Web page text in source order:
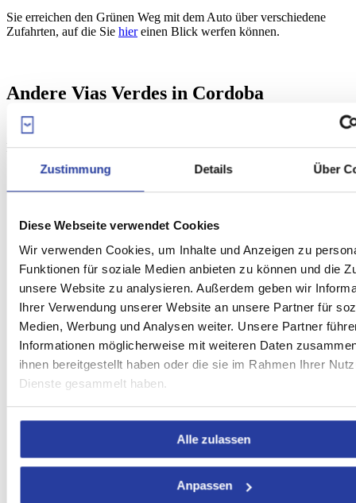
Zustimmung Details Über
Diese Webseite verwendet Cookies
Wir verwenden Cookies, um Inhalte und Anzeigen zu
Funktionen für soziale Medien anbieten zu können und die
unsere Website zu analysieren. Außerdem geben wir
Ihrer Verwendung unserer Website an unsere Partner für
Medien, Werbung und Analysen weiter. Unsere Partner
Informationen möglicherweise mit weiteren Daten
ihnen bereitgestellt haben oder die sie im Rahmen Ihrer
Dienste gesammelt haben.
Alle zulassen
Anpassen
Sie erreichen den Grünen Weg mit dem Auto über verschiedene
Zufahrten, auf die Sie hiereinen Blick werfen können.
Andere Vias Verdes in Cordoba
In Cordoba befinden sich noch drei andere kürzere Vias Verdes.
Der erste ist derVia Verde de la Maquinilla, der die Mine
Peñarroya-Pueblonuevo, im westlichen Teil der Provinz
In der selben Gegend finden Sie denVia Verde Peñarroya-
kommen an ein paar alten Gebäuden vorbei, wie zum Beispiel
das Krankenhaus der Mine, die Französischschule, und dem
großartigen Gebäude, das zur Sociedad Minero Metalúrgica
de Peñarroya gehörte. Diese Route ist sehr einfach und auch
für Kinder geeignet.
Zu guter Letzt, der 14 km lange
Teil der alten Bahnstrecke, die die Orte Puertollano und
Peñarroya verband. Er beginnt am alten Bahnhof von El
Soldado und endet in der wunderschönen Landschaft der